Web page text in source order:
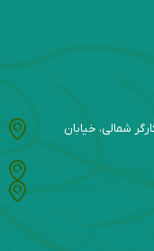
شمالی، خیابان